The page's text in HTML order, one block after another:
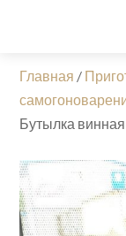
Главная /
Бутылка